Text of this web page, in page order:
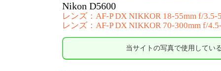
Nikon D5600
レンズ：AF-P DX NIKKOR 18-55mm f/3.5-
レンズ：AF-P DX NIKKOR 70-300mm f/
当サイトの写真で使用してい